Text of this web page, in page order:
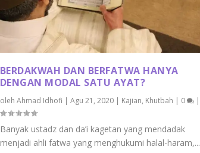
BERDAKWAH DAN BERFATWA HANYA
DENGAN MODAL SATU AYAT?
oleh Ahmad Idhofi | Agu 21, 2020| Kajian, Khutbah | 0 |
Banyak ustadz dan da’i kagetan yang mendadak
menjadi ahli fatwa yang menghukumi halal-haram,...